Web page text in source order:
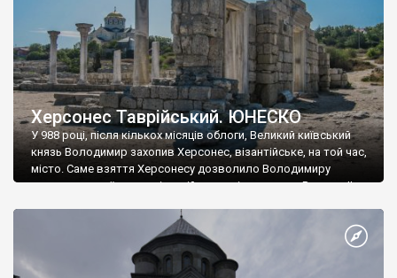
Херсонес Таврійський. ЮНЕСКО
У 988 році, після кількох місяців облоги, Великий київський
князь Володимир захопив Херсонес, візантійське, на той час,
місто. Саме взяття Херсонесу дозволило Володимиру
диктувати свої умови візантійському імператору Василю ІІ, та
Херсонесі Володимир-язичник, став Василем-християнином.
А потім було Хрещення Русі. На честь Херсонесу Таврійського